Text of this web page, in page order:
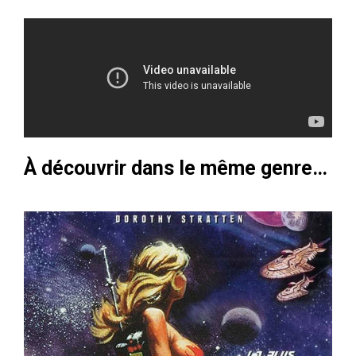
À découvrir dans le même genre…